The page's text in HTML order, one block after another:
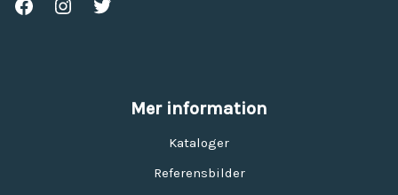
Mer information
Kataloger
Referensbilder